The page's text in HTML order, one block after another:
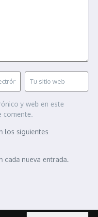
y web en este
comente.
los siguientes
cada nueva entrada.